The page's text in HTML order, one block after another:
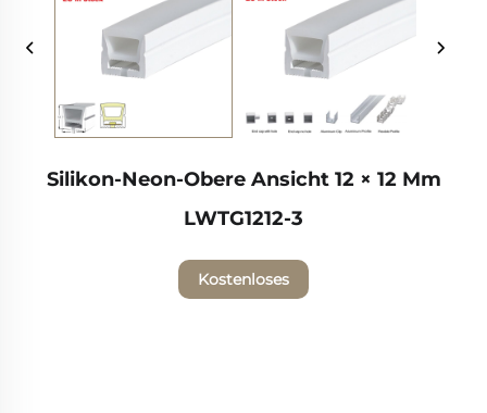
Silikon-Neon-Obere Ansicht 12 × 12 Mm
LWTG1212-3
Kostenloses